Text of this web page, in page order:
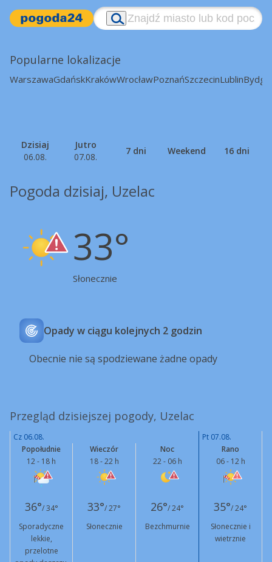
Popularne lokalizacje
WarszawaGdańskKrakówWrocławPoznańSzczecinLublin
Dzisiaj
06.08.
Jutro
07.08.
7 dni Weekend 16 dni
Pogoda dzisiaj, Uzelac
33°
Słonecznie
Opady w ciągu kolejnych 2 godzin
Obecnie nie są spodziewane żadne opady
Przegląd dzisiejszej pogody, Uzelac
Cz 06.08.
Pt 07.08.
Popołudnie
12 - 18 h
Wieczór
18 - 22 h
Noc
22 - 06 h
Rano
06 - 12 h
36°/ 34° 33°/ 27° 26°/ 24° 35°/ 24°
Sporadyczne
lekkie,
przelotne
Słonecznie Bezchmurnie
Słonecznie i
wietrznie